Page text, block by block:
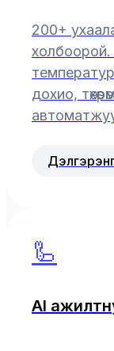
200+
дохио,
🦾
AI